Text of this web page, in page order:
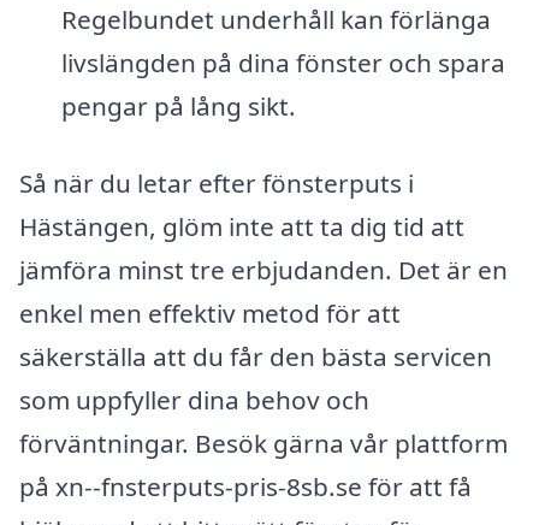
Regelbundet underhåll kan förlänga
livslängden på dina fönster och spara
pengar på lång sikt.
Så när du letar efter fönsterputs i
Hästängen, glöm inte att ta dig tid att
jämföra minst tre erbjudanden. Det är en
enkel men effektiv metod för att
säkerställa att du får den bästa servicen
som uppfyller dina behov och
förväntningar. Besök gärna vår plattform
på xn--fnsterputs-pris-8sb.se för att få